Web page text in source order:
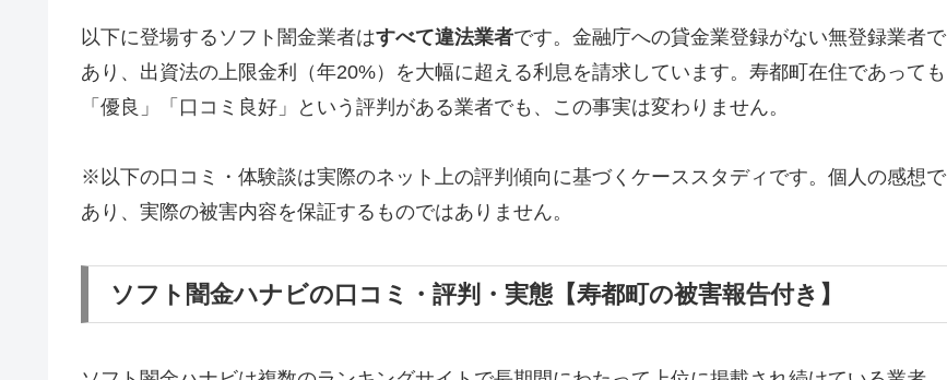
以下に登場するソフト闇金業者はすべて違法業者です。金融庁への貸金業登録がない無登録業者で
あり、出資法の上限金利（年20%）を大幅に超える利息を請求しています。寿都町在住であっても
「優良」「口コミ良好」という評判がある業者でも、この事実は変わりません。
※以下の口コミ・体験談は実際のネット上の評判傾向に基づくケーススタディです。個人の感想で
あり、実際の被害内容を保証するものではありません。
ソフト闇金ハナビの口コミ・評判・実態【寿都町の被害報告付き】